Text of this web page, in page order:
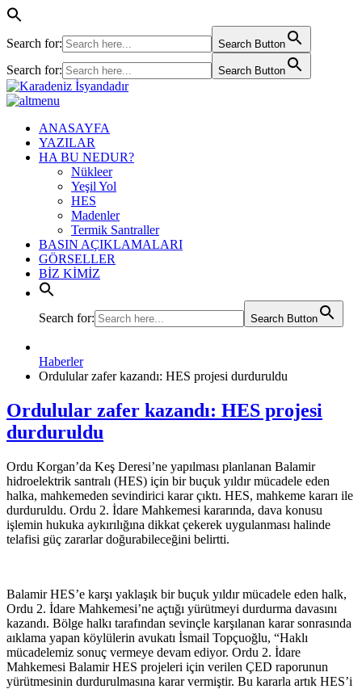
Search for: Search Button
Search for: Search Button
ANASAYFA
YAZILAR
HA BU NEDUR?
Nükleer
Yeşil Yol
HES
Madenler
Termik Santraller
BASIN AÇIKLAMALARI
GÖRSELLER
BİZ KİMİZ
Search for: Search Button
Haberler
Ordulular zafer kazandı: HES projesi durduruldu
Ordulular zafer kazandı: HES projesi
durduruldu
Ordu Korgan’da Keş Deresi’ne yapılması planlanan Balamir
hidroelektrik santralı (HES) için bir buçuk yıldır mücadele eden
halka, mahkemeden sevindirici karar çıktı. HES, mahkeme kararı ile
durduruldu. Ordu 2. İdare Mahkemesi kararında, dava konusu
işlemin hukuka aykırılığına dikkat çekerek uygulanması halinde
telafisi güç zararlar doğurabileceğini belirtti.
Balamir HES’e karşı yaklaşık bir buçuk yıldır mücadele eden halk,
Ordu 2. İdare Mahkemesi’ne açtığı yürütmeyi durdurma davasını
kazandı. Bölge halkı tarafından sevinçle karşılanan karar sonrasında
aıklama yapan köylülerin avukatı İsmail Topçuoğlu, “Haklı
mücadelemiz sonuç vermeye devam ediyor. Ordu 2. İdare
Mahkemesi Balamir HES projeleri için verilen ÇED raporunun
yürütmesinin durdurulmasına karar vermiştir. Bu kararla artık HES’i